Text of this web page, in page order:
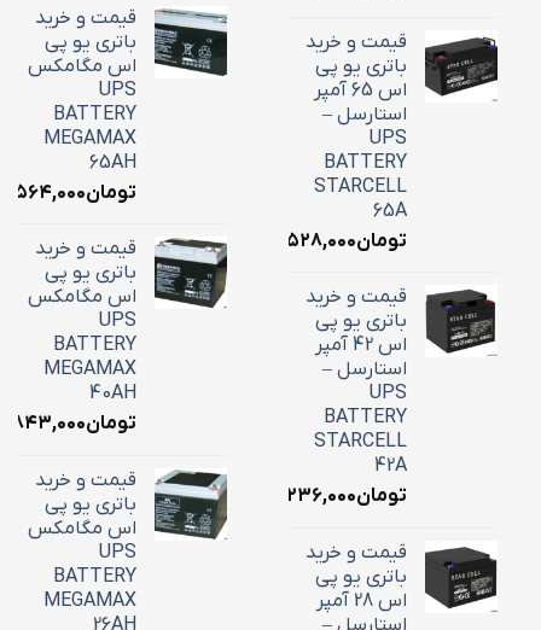
قیمت و خرید
باتری یو پی
اس 65 آمپر
استارسل –
UPS
BATTERY
STARCELL
65A
تومان۲۲,۵۲۸,۰۰۰
قیمت و خرید
باتری یو پی
اس 42 آمپر
استارسل –
UPS
BATTERY
STARCELL
42A
تومان۱۶,۲۳۶,۰۰۰
قیمت و خرید
باتری یو پی
اس 28 آمپر
استارسل –
قیمت و خرید
باتری یو پی
اس مگامکس
UPS
BATTERY
MEGAMAX
65AH
تومان
قیمت و خرید
باتری یو پی
اس مگامکس
UPS
BATTERY
MEGAMAX
40AH
تومان
قیمت و خرید
باتری یو پی
اس مگامکس
UPS
BATTERY
MEGAMAX
26AH